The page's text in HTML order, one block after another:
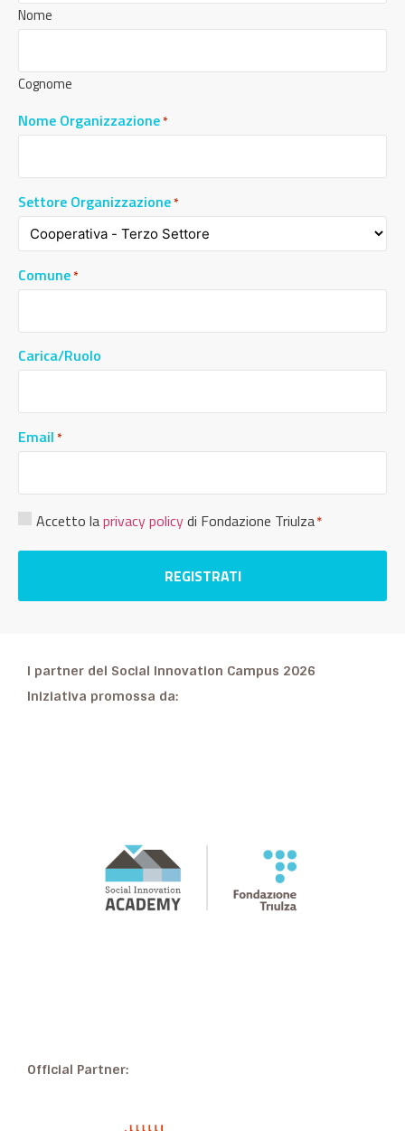
Nome
Cognome
Nome Organizzazione*
Settore Organizzazione*
Comune*
Carica/Ruolo
Email *
Consenso
Accetto laprivacy policydi Fondazione Triulza*
I partner del Social Innovation Campus 2026
Iniziativa promossa da:
Official Partner: